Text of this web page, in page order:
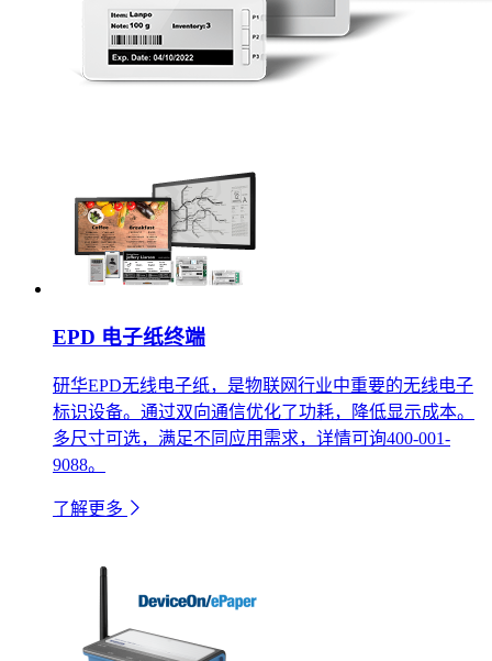
EPD 电子纸终端
研华EPD无线电子纸，是物联网行业中重要的无线电子
标识设备。通过双向通信优化了功耗，降低显示成本。
多尺寸可选，满足不同应用需求，详情可询400-001-
9088。
了解更多